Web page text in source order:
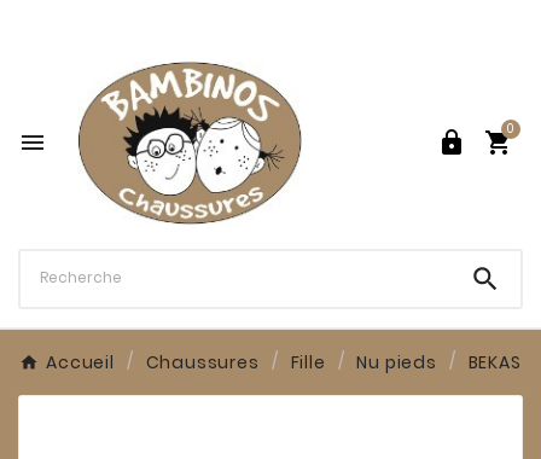
  
0

Accueil Chaussures Fille Nu pieds BEKAS